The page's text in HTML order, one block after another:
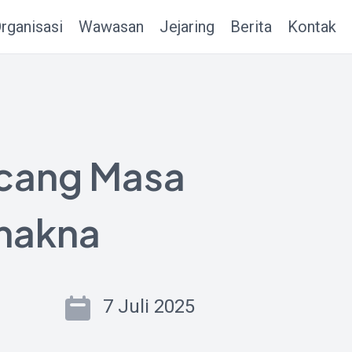
Wawasan Jejaring Berita Kontak
Masa
7 Juli 2025